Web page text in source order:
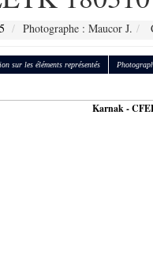
Photographe : Maucor J.
sur les éléments représentés